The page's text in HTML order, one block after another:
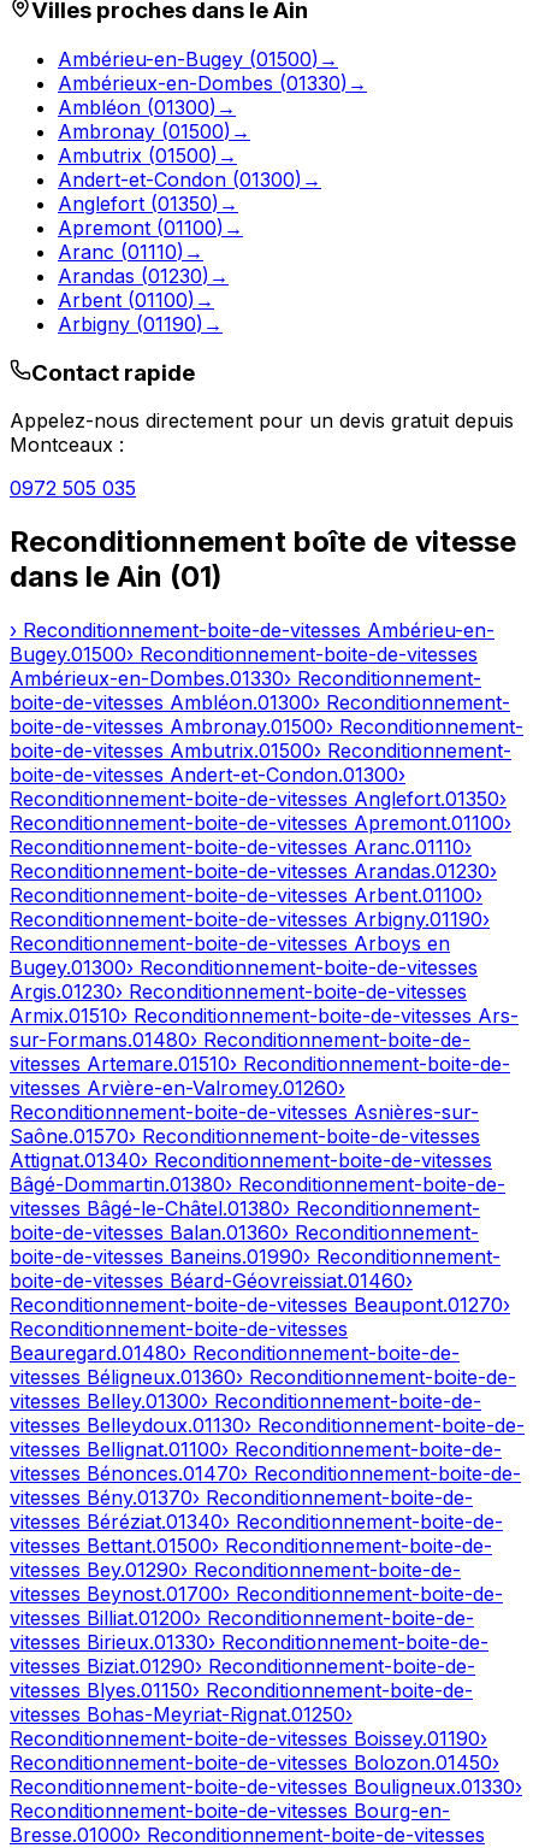
Villes proches dans leAin
Ambérieu-en-Bugey (01500) →
Ambérieux-en-Dombes (01330) →
Ambléon (01300) →
Ambronay (01500) →
Ambutrix (01500) →
Andert-et-Condon (01300) →
Anglefort (01350) →
Apremont (01100) →
Aranc (01110) →
Arandas (01230) →
Arbent (01100) →
Arbigny (01190) →
Contact rapide
Appelez-nous directement pour un devis gratuit depuis
Montceaux :
0972 505 035
Reconditionnement boîte de vitesse
dans le Ain (01)
› Reconditionnement-boite-de-vitesses Ambérieu-en-
Bugey.01500› Reconditionnement-boite-de-vitesses
Ambérieux-en-Dombes.01330› Reconditionnement-
boite-de-vitesses Ambléon.01300› Reconditionnement-
boite-de-vitesses Ambronay.01500› Reconditionnement-
boite-de-vitesses Ambutrix.01500› Reconditionnement-
boite-de-vitesses Andert-et-Condon.01300›
Reconditionnement-boite-de-vitesses Anglefort.01350›
Reconditionnement-boite-de-vitesses Apremont.01100›
Reconditionnement-boite-de-vitesses Aranc.01110›
Reconditionnement-boite-de-vitesses Arandas.01230›
Reconditionnement-boite-de-vitesses Arbent.01100›
Reconditionnement-boite-de-vitesses Arbigny.01190›
Reconditionnement-boite-de-vitesses Arboys en
Bugey.01300› Reconditionnement-boite-de-vitesses
Argis.01230› Reconditionnement-boite-de-vitesses
Armix.01510› Reconditionnement-boite-de-vitesses Ars-
sur-Formans.01480› Reconditionnement-boite-de-
vitesses Artemare.01510› Reconditionnement-boite-de-
vitesses Arvière-en-Valromey.01260›
Reconditionnement-boite-de-vitesses Asnières-sur-
Saône.01570› Reconditionnement-boite-de-vitesses
Attignat.01340› Reconditionnement-boite-de-vitesses
Bâgé-Dommartin.01380› Reconditionnement-boite-de-
vitesses Bâgé-le-Châtel.01380› Reconditionnement-
boite-de-vitesses Balan.01360› Reconditionnement-
boite-de-vitesses Baneins.01990› Reconditionnement-
boite-de-vitesses Béard-Géovreissiat.01460›
Reconditionnement-boite-de-vitesses Beaupont.01270›
Reconditionnement-boite-de-vitesses
Beauregard.01480› Reconditionnement-boite-de-
vitesses Béligneux.01360› Reconditionnement-boite-de-
vitesses Belley.01300› Reconditionnement-boite-de-
vitesses Belleydoux.01130› Reconditionnement-boite-de-
vitesses Bellignat.01100› Reconditionnement-boite-de-
vitesses Bénonces.01470› Reconditionnement-boite-de-
vitesses Bény.01370› Reconditionnement-boite-de-
vitesses Béréziat.01340› Reconditionnement-boite-de-
vitesses Bettant.01500› Reconditionnement-boite-de-
vitesses Bey.01290› Reconditionnement-boite-de-
vitesses Beynost.01700› Reconditionnement-boite-de-
vitesses Billiat.01200› Reconditionnement-boite-de-
vitesses Birieux.01330› Reconditionnement-boite-de-
vitesses Biziat.01290› Reconditionnement-boite-de-
vitesses Blyes.01150› Reconditionnement-boite-de-
vitesses Bohas-Meyriat-Rignat.01250›
Reconditionnement-boite-de-vitesses Boissey.01190›
Reconditionnement-boite-de-vitesses Bolozon.01450›
Reconditionnement-boite-de-vitesses Bouligneux.01330›
Reconditionnement-boite-de-vitesses Bourg-en-
Bresse.01000› Reconditionnement-boite-de-vitesses